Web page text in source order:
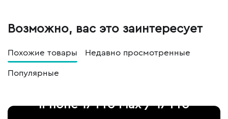
Возможно, вас это заинтересует
Похожие товары
Недавно просмотренные
Популярные
iPhone 17 Pro Max / 17 Pro